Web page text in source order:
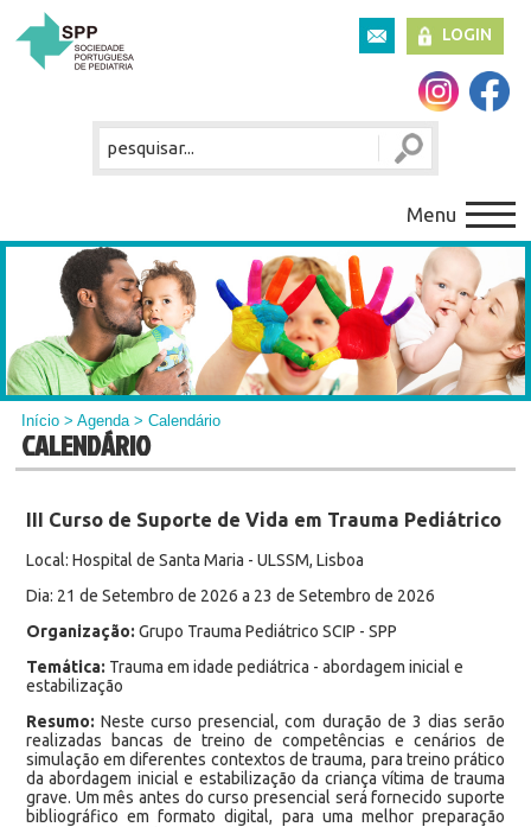
LOGIN
Menu
Início >Agenda> Calendário
CALENDÁRIO
III Curso de Suporte de Vida em Trauma Pediátrico
Local: Hospital de Santa Maria - ULSSM, Lisboa
Dia: 21 de Setembro de 2026 a 23 de Setembro de 2026
Organização: Grupo Trauma Pediátrico SCIP - SPP
Temática: Trauma em idade pediátrica - abordagem inicial e
estabilização
Resumo: Neste curso presencial, com duração de 3 dias serão
realizadas bancas de treino de competências e cenários de
simulação em diferentes contextos de trauma, para treino prático
da abordagem inicial e estabilização da criança vítima de trauma
grave. Um mês antes do curso presencial será fornecido suporte
bibliográfico em formato digital, para uma melhor preparação